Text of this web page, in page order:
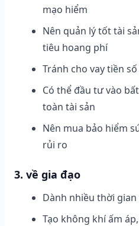
mạo hiểm
Nên quản lý tốt tài
tiêu hoang phí
Tránh cho vay tiền
Có thể đầu tư vào
toàn tài sản
Nên mua bảo hiểm
rủi ro
3. về gia đạo
Dành nhiều thời
Tạo không khí ấm